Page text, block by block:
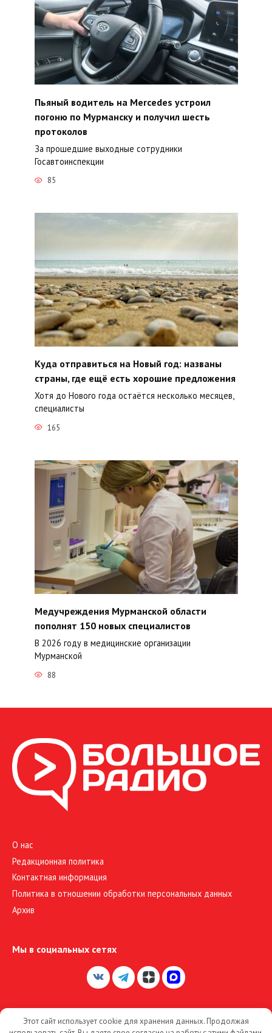
Пьяный водитель на Mercedes устроил
погоню по Мурманску и получил шесть
протоколов
За прошедшие выходные сотрудники
Госавтоинспекции
85
Куда отправиться на Новый год: названы
страны, где ещё есть хорошие предложения
Хотя до Нового года остаётся несколько месяцев,
специалисты
165
Медучреждения Мурманской области
пополнят 150 новых специалистов
В 2026 году в медицинские организации
Мурманской
88
О нас
Редакционная политика
Контактная информация
Политика в отношении обработки персональных данных
Архив
Мы в социальных сетях
© 2026 Большое Радио
Этот сайт использует cookie для хранения данных. Продолжая